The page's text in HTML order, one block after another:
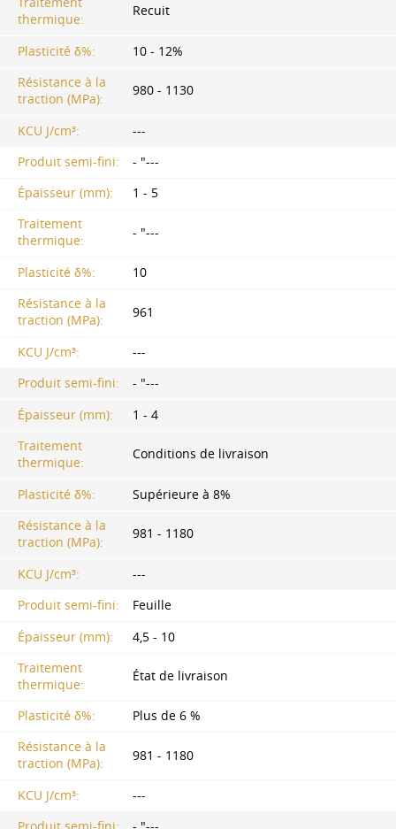
thermique:
Recuit
Plasticité δ%:
10 - 12%
Résistance à la
traction (MPa):
980 - 1130
KCU J/cm³:
---
Produit semi-fini:
- "---
Épaisseur (mm):
1 - 5
Traitement
thermique:
- "---
Plasticité δ%:
10
Résistance à la
traction (MPa):
961
KCU J/cm³:
---
Produit semi-fini:
- "---
Épaisseur (mm):
1 - 4
Traitement
thermique:
Conditions de livraison
Plasticité δ%:
Supérieure à 8%
Résistance à la
traction (MPa):
981 - 1180
KCU J/cm³:
---
Produit semi-fini:
Feuille
Épaisseur (mm):
4,5 - 10
Traitement
thermique:
État de livraison
Plasticité δ%:
Plus de 6 %
Résistance à la
traction (MPa):
981 - 1180
KCU J/cm³:
---